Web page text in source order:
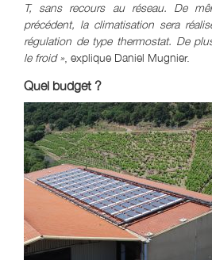
T, sans recours au réseau. De
précédent, la climatisation sera
régulation de type thermostat. De
le froid » , explique Daniel Mugnier.
Quel budget ?